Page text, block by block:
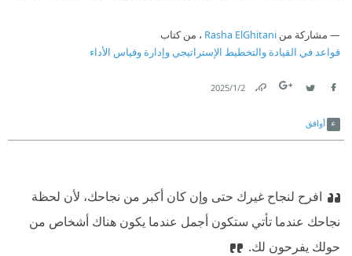
مشاركة من Rasha ElGhitani ، من كتاب
قواعد في القيادة والتخطيط الإستراتيجي وإدارة وقياس الأداء
2‏/1‏/2025
أوافق
افرح لنجاح غيرك حتى وإن كان أكبر من نجاحك، لأن لحظة
نجاحك عندما تأتي ستكون أجمل عندما يكون هناك أشخاص من
حولك يفرحون لك.